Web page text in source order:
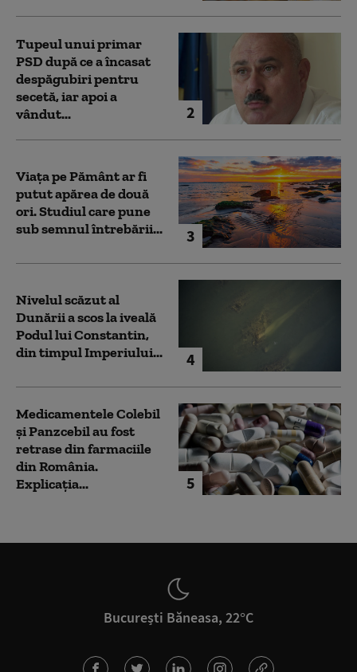
2
Tupeul unui primar
PSD după ce a încasat
despăgubiri pentru
secetă, iar apoi a
vândut...
3
Viața pe Pământ ar fi
putut apărea de două
ori. Studiul care pune
sub semnul întrebării...
4
Nivelul scăzut al
Dunării a scos la iveală
Podul lui Constantin,
din timpul Imperiului...
5
Medicamentele Colebil
și Panzcebil au fost
retrase din farmaciile
din România.
Explicația...
București Băneasa, 22°C